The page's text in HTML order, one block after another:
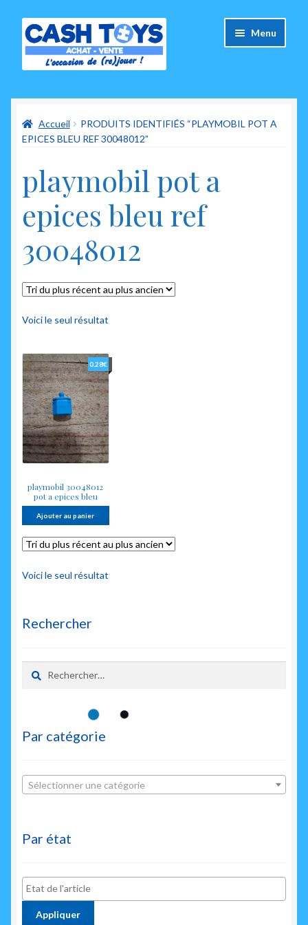
Aller
à
Aller
au
contenu
Menu
Carte Cadeau
Mes commandes
Mon compte
Accueil
PRODUITS IDENTIFIÉS “PLAYMOBIL POT A
EPICES BLEU REF 30048012”
playmobil pot a
epices bleu ref
30048012
Voici le seul résultat
playmobil 30048012
pot a epices bleu
0.28€
Ajouter au panier
Voici le seul résultat
Rechercher
Rechercher :
Par catégorie
Sélectionner une catégorie
Par état
Appliquer